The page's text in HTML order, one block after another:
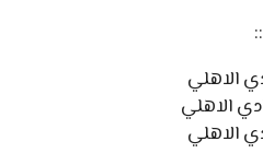
الاهلي
الاهلي
الاهلي